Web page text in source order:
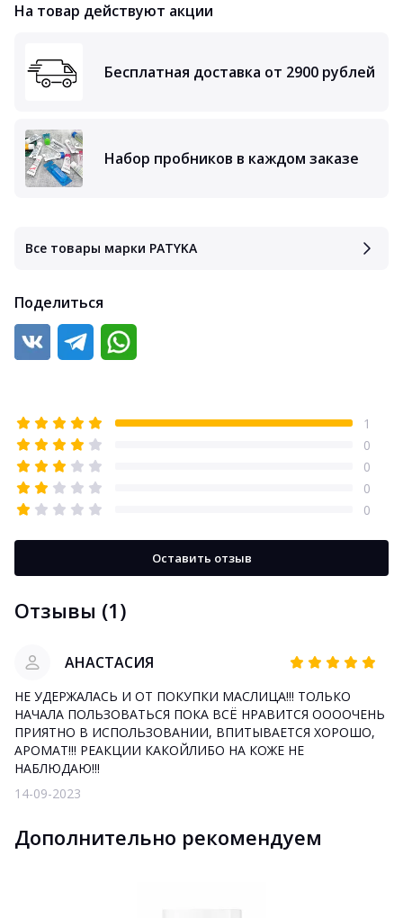
На товар действуют акции
Бесплатная доставка от 2900 рублей
Набор пробников в каждом заказе
Все товары марки PATYKA
Поделиться
Отзывы (1)
АНАСТАСИЯ
НЕ УДЕРЖАЛАСЬ И ОТ ПОКУПКИ МАСЛИЦА!!! ТОЛЬКО
НАЧАЛА ПОЛЬЗОВАТЬСЯ ПОКА ВСЁ НРАВИТСЯ ООООЧЕНЬ
ПРИЯТНО В ИСПОЛЬЗОВАНИИ, ВПИТЫВАЕТСЯ ХОРОШО,
АРОМАТ!!! РЕАКЦИИ КАКОЙЛИБО НА КОЖЕ НЕ
НАБЛЮДАЮ!!!
14-09-2023
1
0
0
0
0
Оставить отзыв
Дополнительно рекомендуем